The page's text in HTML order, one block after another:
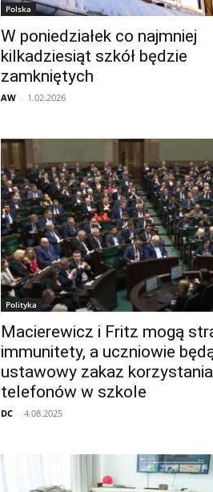
Polska
W poniedziałek co najmniej
kilkadziesiąt szkół będzie
zamkniętych
AW - 1.02.2026
Polityka
Macierewicz i Fritz mogą
immunitety, a uczniowie
ustawowy zakaz
telefonów w szkole
DC - 4.08.2025